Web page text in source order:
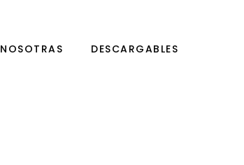
NOSOTRAS DESCARGABLES